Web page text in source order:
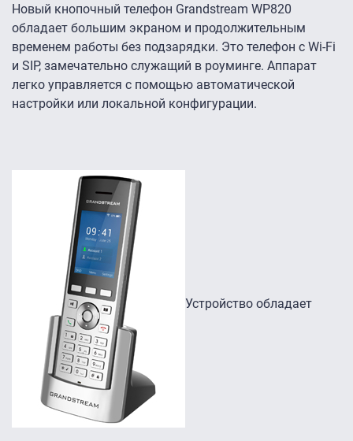
Новый кнопочный телефон Grandstream WP820
обладает большим экраном и продолжительным
временем работы без подзарядки. Это телефон с Wi-Fi
и SIP, замечательно служащий в роуминге. Аппарат
легко управляется с помощью автоматической
настройки или локальной конфигурации.
Устройство обладает